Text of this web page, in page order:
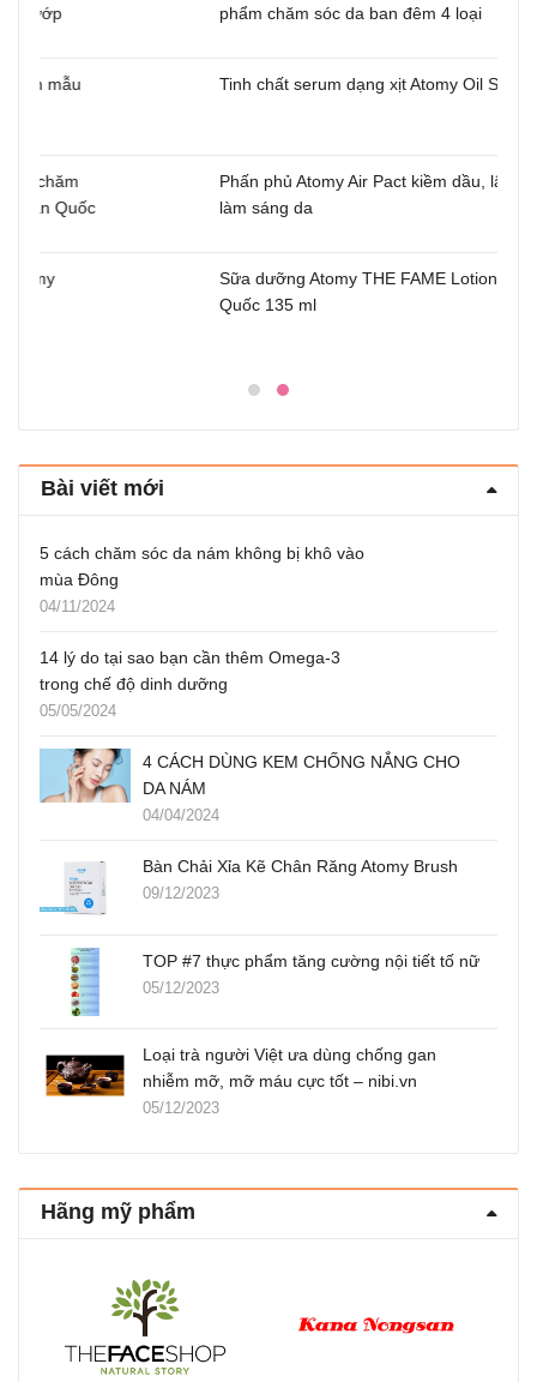
phẩm chăm sóc da ban đêm 4 loại
Tinh chất serum dạng xịt Atomy Oil Serum
Phấn phủ Atomy Air Pact kiềm dầu, lâu trôi,
làm sáng da
Sữa dưỡng Atomy THE FAME Lotion Hàn
Quốc 135 ml
Bài viết mới
5 cách chăm sóc da nám không bị khô vào
mùa Đông
04/11/2024
14 lý do tại sao bạn cần thêm Omega-3
trong chế độ dinh dưỡng
05/05/2024
4 CÁCH DÙNG KEM CHỐNG NẮNG CHO
DA NÁM
04/04/2024
Bàn Chải Xỉa Kẽ Chân Răng Atomy Brush
09/12/2023
TOP #7 thực phẩm tăng cường nội tiết tố nữ
05/12/2023
Loại trà người Việt ưa dùng chống gan
nhiễm mỡ, mỡ máu cực tốt – nibi.vn
05/12/2023
Hãng mỹ phẩm